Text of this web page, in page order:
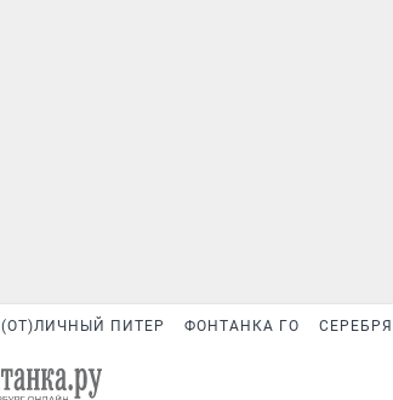
(ОТ)ЛИЧНЫЙ ПИТЕР ФОНТАНКА ГО